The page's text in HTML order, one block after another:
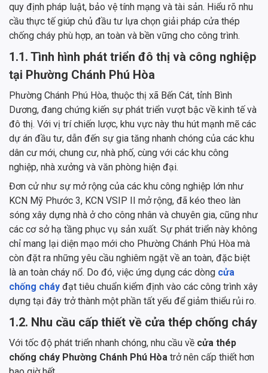
quy định pháp luật, bảo vệ tính mạng và tài sản. Hiểu rõ nhu
cầu thực tế giúp chủ đầu tư lựa chọn giải pháp cửa thép
chống cháy phù hợp, an toàn và bền vững cho công trình.
1.1. Tình hình phát triển đô thị và công nghiệp
tại Phường Chánh Phú Hòa
Phường Chánh Phú Hòa, thuộc thị xã Bến Cát, tỉnh Bình
Dương, đang chứng kiến sự phát triển vượt bậc về kinh tế và
đô thị. Với vị trí chiến lược, khu vực này thu hút mạnh mẽ các
dự án đầu tư, dẫn đến sự gia tăng nhanh chóng của các khu
dân cư mới, chung cư, nhà phố, cùng với các khu công
nghiệp, nhà xưởng và văn phòng hiện đại.
Đơn cử như sự mở rộng của các khu công nghiệp lớn như
KCN Mỹ Phước 3, KCN VSIP II mở rộng, đã kéo theo làn
sóng xây dựng nhà ở cho công nhân và chuyên gia, cũng như
các cơ sở hạ tầng phục vụ sản xuất. Sự phát triển này không
chỉ mang lại diện mạo mới cho Phường Chánh Phú Hòa mà
còn đặt ra những yêu cầu nghiêm ngặt về an toàn, đặc biệt
là an toàn cháy nổ. Do đó, việc ứng dụng các dòng cửa
chống cháy đạt tiêu chuẩn kiểm định vào các công trình xây
dựng tại đây trở thành một phần tất yếu để giảm thiểu rủi ro.
1.2. Nhu cầu cấp thiết về cửa thép chống cháy
Với tốc độ phát triển nhanh chóng, nhu cầu về cửa thép
chống cháy Phường Chánh Phú Hòa trở nên cấp thiết hơn